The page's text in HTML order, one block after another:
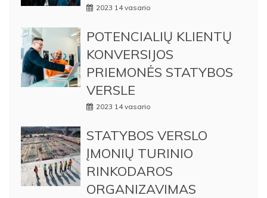
2023 14 vasario
POTENCIALIŲ KLIENTŲ
KONVERSIJOS
PRIEMONĖS STATYBOS
VERSLE
2023 14 vasario
STATYBOS VERSLO
ĮMONIŲ TURINIO
RINKODAROS
ORGANIZAVIMAS